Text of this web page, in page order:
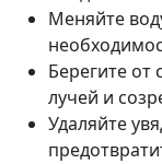
Меняйте
Берегите от
лучей и
Удаляйте